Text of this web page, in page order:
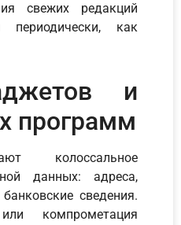
свежих редакций
периодически, как
и
программ
колоссальное
данных: адреса,
сведения.
компрометация